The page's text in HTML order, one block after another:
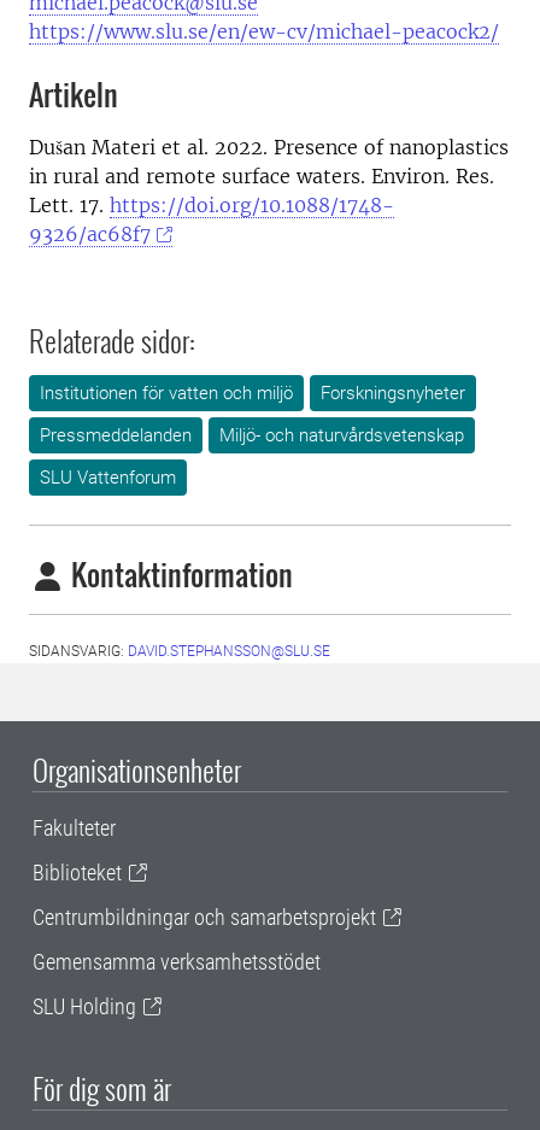
https://www.slu.se/en/ew-cv/michael-peacock2/
Artikeln
Dušan Materi et al. 2022. Presence of nanoplastics
in rural and remote surface waters. Environ. Res.
Lett. 17. https://doi.org/10.1088/1748-
9326/ac68f7
Relaterade sidor:
Institutionen för vatten och miljö
Forskningsnyheter
Pressmeddelanden
Miljö- och naturvårdsvetenskap
SLU Vattenforum
Kontaktinformation
SIDANSVARIG: DAVID.STEPHANSSON@SLU.SE
Organisationsenheter
Fakulteter
Biblioteket
Centrumbildningar och samarbetsprojekt
Gemensamma verksamhetsstödet
SLU Holding
För dig som är